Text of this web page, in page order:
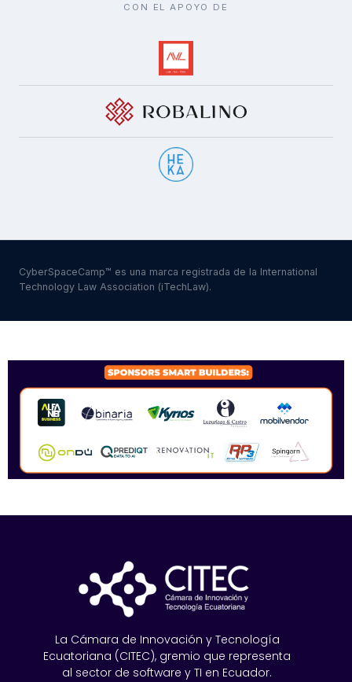
CON EL APOYO DE
CyberSpaceCamp™ es una marca registrada de la International
Technology Law Association (iTechLaw).
La Cámara de Innovación y Tecnología
Ecuatoriana (CITEC), gremio que representa
al sector de software y TI en Ecuador.